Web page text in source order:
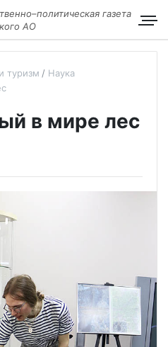
газета
АО
туризм
Наука
в мире лес